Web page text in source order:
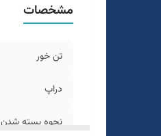
مشخصات
تن خور
دراپ
نحوه بسته شدن